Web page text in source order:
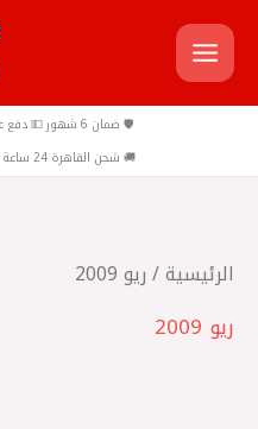
تخطي
إلى
المحتوى
🛡️ ضمان 6 شهور 💵 دفع عند الاستلام 🔄 استبدال سهل
🚚 شحن القاهرة 24 ساعة 📦 شحن المحافظات 72 ساعة
الرئيسية/ ريو 2009
ريو 2009